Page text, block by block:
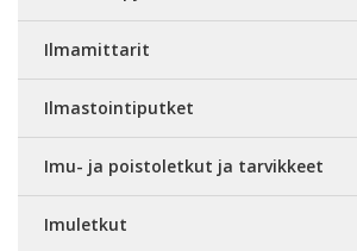
Ilmamittarit
Ilmastointiputket
Imu- ja poistoletkut ja tarvikkeet
Imuletkut